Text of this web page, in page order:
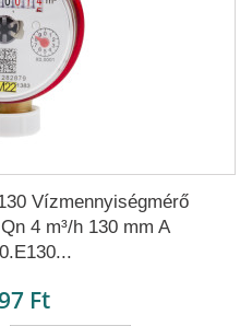
Vízmennyiségmérő
4 m³/h 130 mm A
Ft